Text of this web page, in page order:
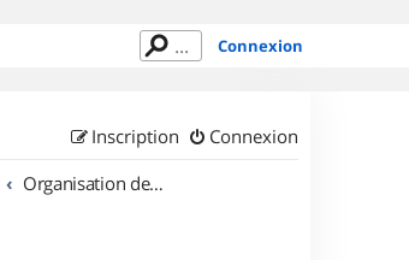
Connexion
Connexion
Inscription
Organisation de sorties en région Île de France